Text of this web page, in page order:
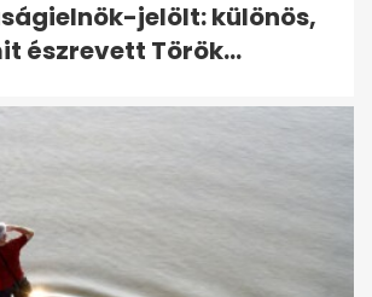
koncertre Szijjártó
jelölt: különös,
észrevett Török...